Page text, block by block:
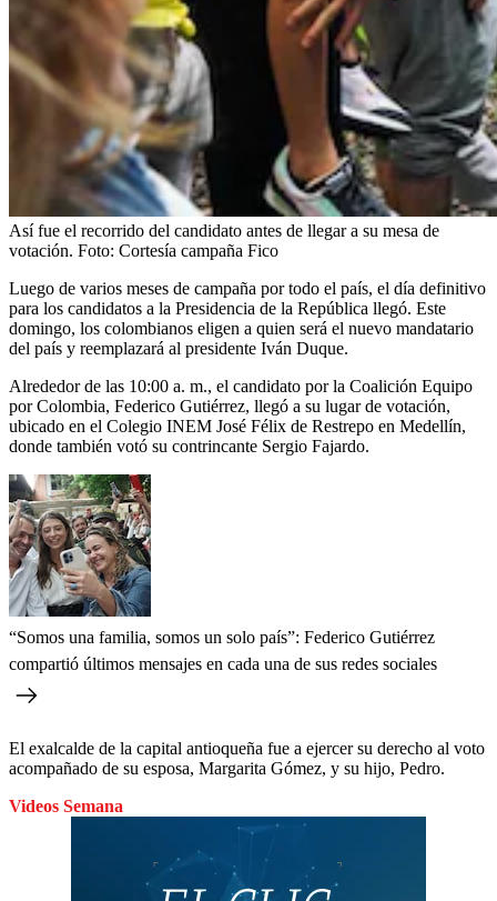
Así fue el recorrido del candidato antes de llegar a su mesa de
votación. Foto: Cortesía campaña Fico
Luego de varios meses de campaña por todo el país, el día definitivo
para los candidatos a la Presidencia de la República llegó. Este
domingo, los colombianos eligen a quien será el nuevo mandatario
del país y reemplazará al presidente Iván Duque.
Alrededor de las 10:00 a. m., el candidato por la Coalición Equipo
por Colombia, Federico Gutiérrez, llegó a su lugar de votación,
ubicado en el Colegio INEM José Félix de Restrepo en Medellín,
donde también votó su contrincante Sergio Fajardo.
“Somos una familia, somos un solo país”: Federico Gutiérrez
compartió últimos mensajes en cada una de sus redes sociales
El exalcalde de la capital antioqueña fue a ejercer su derecho al voto
acompañado de su esposa, Margarita Gómez, y su hijo, Pedro.
Videos Semana